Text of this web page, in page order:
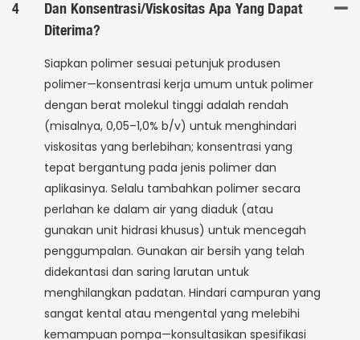
4
Dan Konsentrasi/viskositas Apa Yang Dapat
Diterima?
Siapkan polimer sesuai petunjuk produsen
polimer—konsentrasi kerja umum untuk polimer
dengan berat molekul tinggi adalah rendah
(misalnya, 0,05–1,0% b/v) untuk menghindari
viskositas yang berlebihan; konsentrasi yang
tepat bergantung pada jenis polimer dan
aplikasinya. Selalu tambahkan polimer secara
perlahan ke dalam air yang diaduk (atau
gunakan unit hidrasi khusus) untuk mencegah
penggumpalan. Gunakan air bersih yang telah
didekantasi dan saring larutan untuk
menghilangkan padatan. Hindari campuran yang
sangat kental atau mengental yang melebihi
kemampuan pompa—konsultasikan spesifikasi